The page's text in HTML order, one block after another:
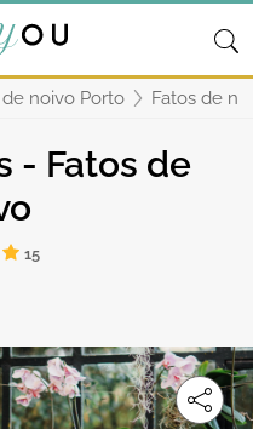
de noivo Porto Fatos de
- Fatos de
15